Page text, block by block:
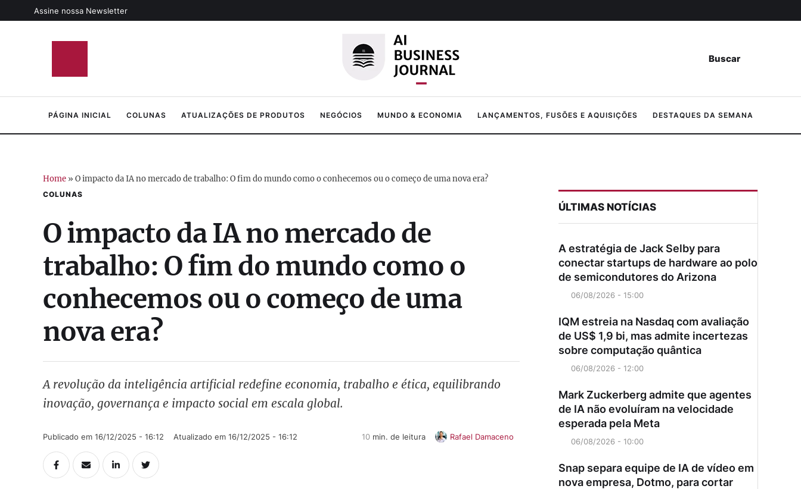
Assine nossa Newsletter
Buscar
PÁGINA INICIAL COLUNAS ATUALIZAÇÕES DE PRODUTOS NEGÓCIOS MUNDO & ECONOMIA LANÇAMENTOS, FUSÕES E AQUISIÇÕES DESTAQUES DA SEMANA
Home » O impacto da IA no mercado de trabalho: O fim do mundo como o conhecemos ou o começo de uma nova era?
COLUNAS
O impacto da IA no mercado de
trabalho: O fim do mundo como o
conhecemos ou o começo de uma
nova era?
A revolução da inteligência artificial redefine economia, trabalho e ética, equilibrando
inovação, governança e impacto social em escala global.
Publicado em 16/12/2025 - 16:12 Atualizado em 16/12/2025 - 16:12 10 min. de leitura Rafael Damaceno
ÚLTIMAS NOTÍCIAS
A estratégia de Jack Selby para
conectar startups de hardware ao polo
de semicondutores do Arizona
06/08/2026 - 15:00
IQM estreia na Nasdaq com avaliação
de US$ 1,9 bi, mas admite incertezas
sobre computação quântica
06/08/2026 - 12:00
Mark Zuckerberg admite que agentes
de IA não evoluíram na velocidade
esperada pela Meta
06/08/2026 - 10:00
Snap separa equipe de IA de vídeo em
nova empresa, Dotmo, para cortar